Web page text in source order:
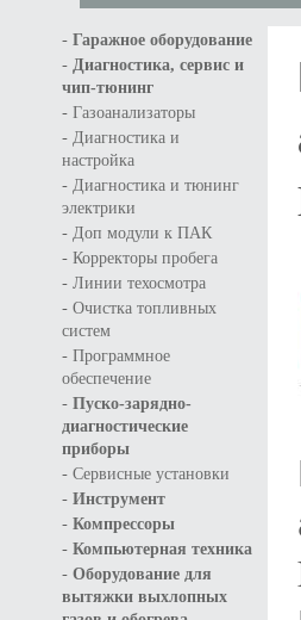
- Гаражное оборудование
- Диагностика, сервис и
чип-тюнинг
- Газоанализаторы
- Диагностика и
настройка
- Диагностика и тюнинг
электрики
- Доп модули к ПАК
- Корректоры пробега
- Линии техосмотра
- Очистка топливных
систем
- Программное
обеспечение
- Пуско-зарядно-
диагностические
приборы
- Сервисные установки
- Инструмент
- Компрессоры
- Компьютерная техника
- Оборудование для
вытяжки выхлопных